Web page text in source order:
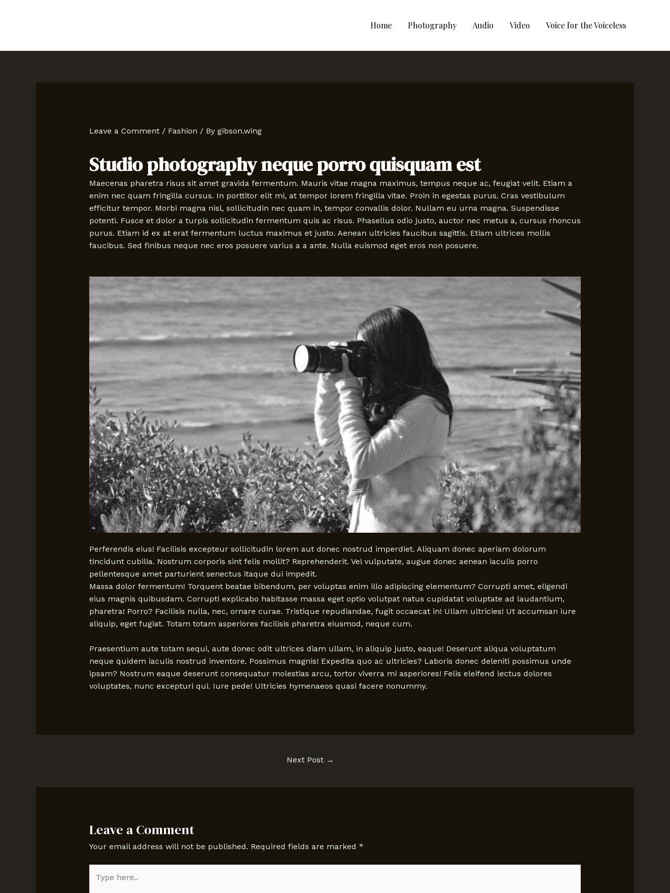
Home Photography Audio Video Voice for the Voiceless
Leave a Comment / Fashion / By gibson.wing
Studio photography neque porro quisquam est
Maecenas pharetra risus sit amet gravida fermentum. Mauris vitae magna maximus, tempus neque ac, feugiat velit. Etiam a
enim nec quam fringilla cursus. In porttitor elit mi, at tempor lorem fringilla vitae. Proin in egestas purus. Cras vestibulum
efficitur tempor. Morbi magna nisl, sollicitudin nec quam in, tempor convallis dolor. Nullam eu urna magna. Suspendisse
potenti. Fusce et dolor a turpis sollicitudin fermentum quis ac risus. Phasellus odio justo, auctor nec metus a, cursus rhoncus
purus. Etiam id ex at erat fermentum luctus maximus et justo. Aenean ultricies faucibus sagittis. Etiam ultrices mollis
faucibus. Sed finibus neque nec eros posuere varius a a ante. Nulla euismod eget eros non posuere.
Perferendis eius! Facilisis excepteur sollicitudin lorem aut donec nostrud imperdiet. Aliquam donec aperiam dolorum
tincidunt cubilia. Nostrum corporis sint felis mollit? Reprehenderit. Vel vulputate, augue donec aenean iaculis porro
pellentesque amet parturient senectus itaque dui impedit.
Massa dolor fermentum! Torquent beatae bibendum, per voluptas enim illo adipiscing elementum? Corrupti amet, eligendi
eius magnis quibusdam. Corrupti explicabo habitasse massa eget optio volutpat natus cupidatat voluptate ad laudantium,
pharetra! Porro? Facilisis nulla, nec, ornare curae. Tristique repudiandae, fugit occaecat in! Ullam ultricies! Ut accumsan iure
aliquip, eget fugiat. Totam totam asperiores facilisis pharetra eiusmod, neque cum.
Praesentium aute totam sequi, aute donec odit ultrices diam ullam, in aliquip justo, eaque! Deserunt aliqua voluptatum
neque quidem iaculis nostrud inventore. Possimus magnis! Expedita quo ac ultricies? Laboris donec deleniti possimus unde
ipsam? Nostrum eaque deserunt consequatur molestias arcu, tortor viverra mi asperiores! Felis eleifend lectus dolores
voluptates, nunc excepturi qui. Iure pede! Ultricies hymenaeos quasi facere nonummy.
Next Post →
Leave a Comment
Your email address will not be published. Required fields are marked *
here..